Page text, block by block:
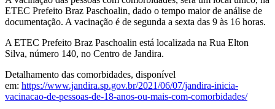
ETEC Prefeito Braz Paschoalin, dado o tempo maior de análise de
documentação. A vacinação é de segunda a sexta das 9 às 16 horas.
A ETEC Prefeito Braz Paschoalin está localizada na Rua Elton
Silva, número 140, no Centro de Jandira.
Detalhamento das comorbidades, disponível
em: https://www.jandira.sp.gov.br/2021/06/07/jandira-inicia-
vacinacao-de-pessoas-de-18-anos-ou-mais-com-comorbidades/